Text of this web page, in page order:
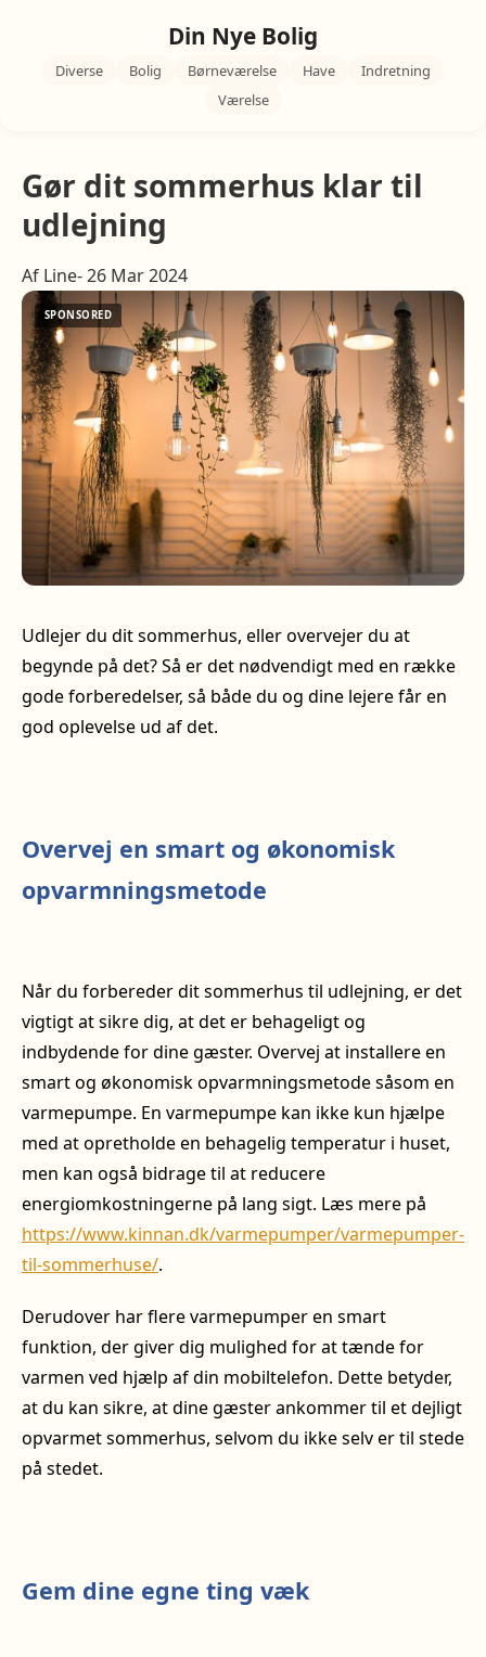
Din Nye Bolig
Diverse Bolig Børneværelse Have
Indretning
Værelse
Gør dit sommerhus klar til
udlejning
Af Line- 26 Mar 2024
Udlejer du dit sommerhus, eller overvejer du at
begynde på det? Så er det nødvendigt med en række
gode forberedelser, så både du og dine lejere får en
god oplevelse ud af det.
Overvej en smart og økonomisk
opvarmningsmetode
Når du forbereder dit sommerhus til udlejning, er det
vigtigt at sikre dig, at det er behageligt og
indbydende for dine gæster. Overvej at installere en
smart og økonomisk opvarmningsmetode såsom en
varmepumpe. En varmepumpe kan ikke kun hjælpe
med at opretholde en behagelig temperatur i huset,
men kan også bidrage til at reducere
energiomkostningerne på lang sigt. Læs mere på
https://www.kinnan.dk/varmepumper/varmepumper-
til-sommerhuse/.
Derudover har flere varmepumper en smart
funktion, der giver dig mulighed for at tænde for
varmen ved hjælp af din mobiltelefon. Dette betyder,
at du kan sikre, at dine gæster ankommer til et dejligt
opvarmet sommerhus, selvom du ikke selv er til stede
på stedet.
Gem dine egne ting væk